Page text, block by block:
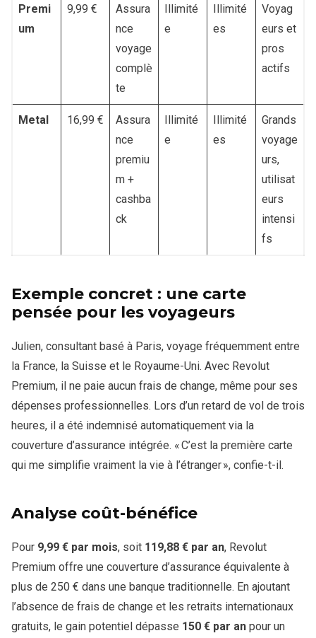
Premi
um
9,99 €
Assura
nce
voyage
complè
te
Illimité
e
Illimité
es
Voyag
eurs et
pros
actifs
Metal 16,99 €
Assura
nce
premiu
m +
cashba
ck
Illimité
e
Illimité
es
Grands
voyage
urs,
utilisat
eurs
intensi
fs
Exemple concret : une carte
pensée pour les voyageurs
Julien, consultant basé à Paris, voyage fréquemment entre
la France, la Suisse et le Royaume-Uni. Avec Revolut
Premium, il ne paie aucun frais de change, même pour ses
dépenses professionnelles. Lors d’un retard de vol de trois
heures, il a été indemnisé automatiquement via la
couverture d’assurance intégrée. « C’est la première carte
qui me simplifie vraiment la vie à l’étranger », confie-t-il.
Analyse coût-bénéfice
Pour 9,99 € par mois, soit 119,88 € par an, Revolut
Premium offre une couverture d’assurance équivalente à
plus de 250 € dans une banque traditionnelle. En ajoutant
l’absence de frais de change et les retraits internationaux
gratuits, le gain potentiel dépasse 150 € par an pour un